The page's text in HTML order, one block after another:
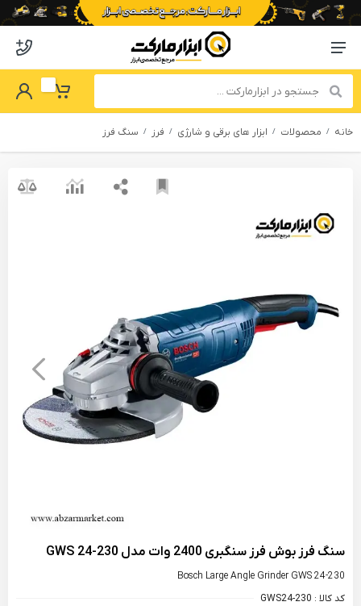
Menu Navigation
My Basket
Password
خانه محصولات ابزار های برقی و شارژی فرز سنگ فرز
سنگ فرز بوش فرز سنگبری 2400 وات مدل GWS 24-230
Bosch Large Angle Grinder GWS 24-230
کد کالا : GWS24-230